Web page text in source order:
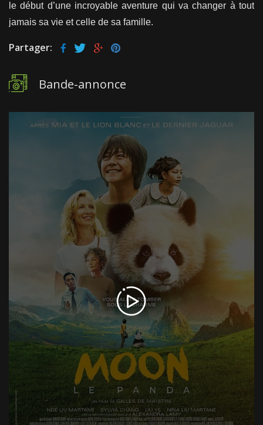
le début d’une incroyable aventure qui va changer à tout
jamais sa vie et celle de sa famille.
Partager:
Bande-annonce